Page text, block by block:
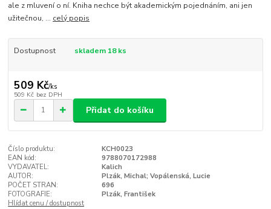
ale z mluvení o ní. Kniha nechce být akademickým pojednáním, ani jen
užitečnou, ... celý popis
Dostupnost skladem 18 ks
509 Kč/ks
509 Kč bez DPH
Přidat do košíku
Číslo produktu:
KCH0023
EAN kód:
9788070172988
VYDAVATEL:
Kalich
AUTOR:
Plzák, Michal; Vopálenská, Lucie
POČET STRAN:
696
FOTOGRAFIE:
Plzák, František
Hlídat cenu / dostupnost